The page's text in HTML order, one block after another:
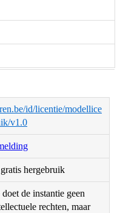
id/licentie/modellice
v1.0
hergebruik
de instantie geen
rechten, maar